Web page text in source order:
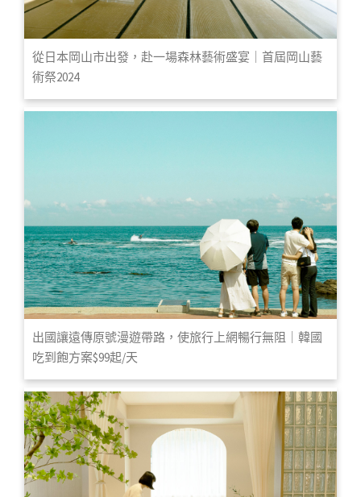
從日本岡山市出發，赴一場森林藝術盛宴｜首屆岡山藝
術祭2024
出國讓遠傳原號漫遊帶路，使旅行上網暢行無阻｜韓國
吃到飽方案$99起/天